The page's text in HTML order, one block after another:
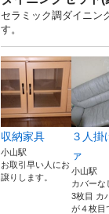
セラミック調ダイニン
す。
収納家具
小山駅
お取引早い人にお
譲りします。
３人掛
ァ
小山駅
カバーな
3枚目 カ
が４枚目